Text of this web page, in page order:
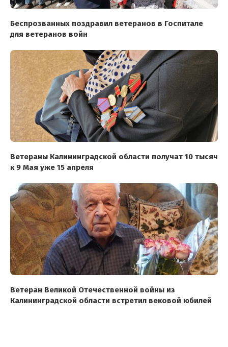
Беспрозванных поздравил ветеранов в Госпитале
для ветеранов войн
Ветераны Калининградской области получат 10 тысяч
к 9 Мая уже 15 апреля
Ветеран Великой Отечественной войны из
Калининградской области встретил вековой юбилей